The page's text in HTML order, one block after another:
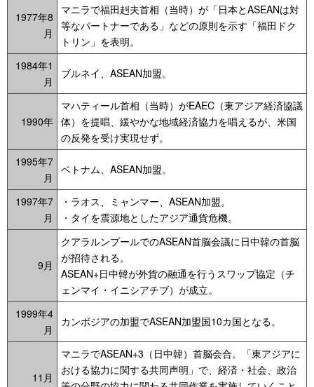
1977年8
月
マニラで福田赳夫首相（当時）が「日本とASEANは対
等なパートナーである」などの原則を示す「福田ドク
トリン」を表明。
1984年1
月
ブルネイ、ASEAN加盟。
1990年
マハティール首相（当時）がEAEC（東アジア経済協議
体）を提唱、緩やかな地域経済協力を唱えるが、米国
の反発を受け実現せず。
1995年7
月
ベトナム、ASEAN加盟。
1997年7
月
・ラオス、ミャンマー、ASEAN加盟。
・タイを震源地としたアジア通貨危機。
9月
クアラルンプールでのASEAN首脳会議に日中韓の首脳
が招待される。
ASEAN+日中韓が外貨の融通を行うスワップ協定（チ
ェンマイ・イニシアチブ）が成立。
1999年4
月
カンボジアの加盟でASEAN加盟国10カ国となる。
11月
マニラでASEAN+3（日中韓）首脳会合。「東アジアに
おける協力に関する共同声明」で、経済・社会、政治